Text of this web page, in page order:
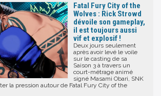
Fatal Fury City of the
Wolves : Rick Strowd
dévoile son gameplay,
il est toujours aussi
vif et explosif !
Deux jours seulement
après avoir levé le voile
sur le casting de sa
Saison 3 à travers un
court-métrage animé
signé Masami Obari, SNK
la pression autour de Fatal Fury City of the